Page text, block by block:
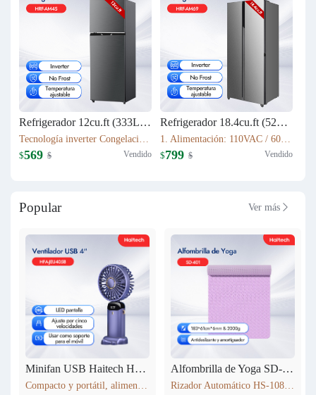
Refrigerador 12cu.ft (333L) Inverter HRF-AM45
$569 $ Vendido
Refrigerador 18.4cu.ft (521L) Inverter HRF-AM69
1. Alimentación: 110VAC / 60Hz 2. Sistema Libre de Escarcha (No Frost) 3. Tecnología inverter 4. Refrigerante Ecológico (R600a) 5. Flujo de Aire Tridimensional Indirecto (360°) con Temperatura Estable 6. Luz LED Interior de Bajo Consumo
$799 $ Vendido
Popular Ver más 
Minifan USB Haitech HSF-N15 Alfombrilla de Yoga SD-401
Rizador Automático HS-108 183*61cm*6mm & 2000g Antideslizante y amortiguador